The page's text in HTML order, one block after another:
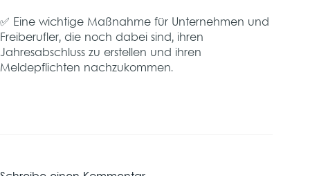
✅ Eine wichtige Maßnahme für Unternehmen und
Freiberufler, die noch dabei sind, ihren
Jahresabschluss zu erstellen und ihren
Meldepflichten nachzukommen.